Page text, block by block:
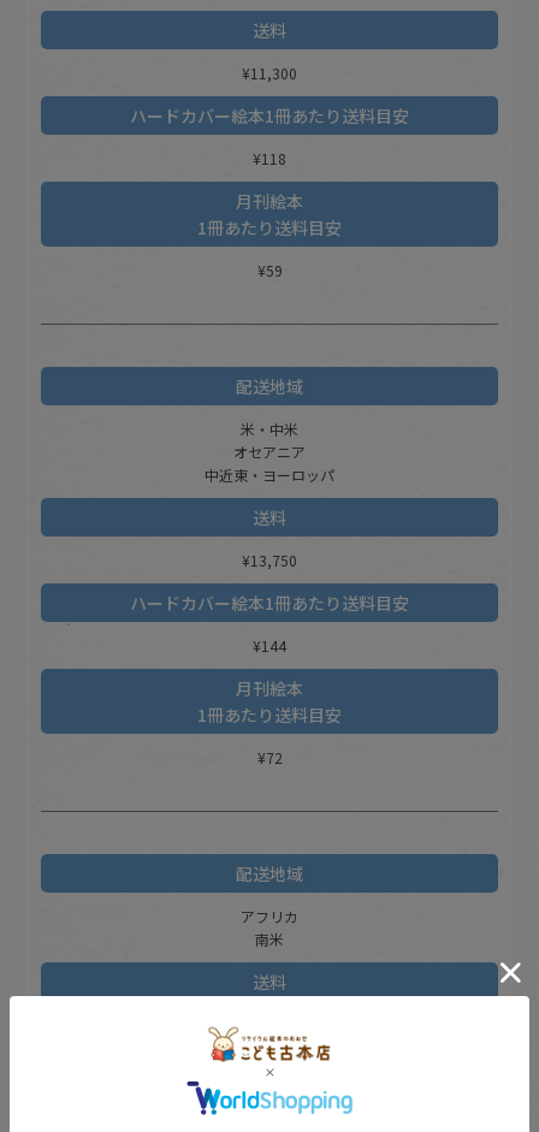
送料
¥11,300
ハードカバー絵本1冊あたり送料目安
¥118
月刊絵本
1冊あたり送料目安
¥59
配送地域
米・中米
オセアニア
中近東・ヨーロッパ
送料
¥13,750
ハードカバー絵本1冊あたり送料目安
¥144
月刊絵本
1冊あたり送料目安
¥72
配送地域
アフリカ
南米
送料
ハードカバー絵本1冊あたり送料目安
¥139